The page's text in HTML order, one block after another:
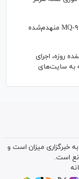
اولین تصاویر لاشه F-۱۵ آمریکا و پهپاد MQ-۹ منهدم‌شده
روزه، اجرای
به سایت‌های
خبرگزاری میزان است و
است.